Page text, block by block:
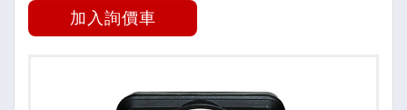
加入詢價車